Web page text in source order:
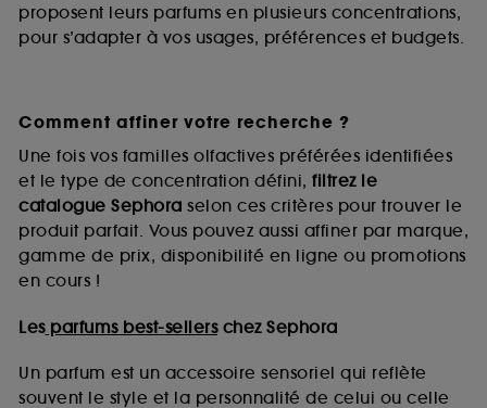
proposent leurs parfums en plusieurs concentrations,
pour s’adapter à vos usages, préférences et budgets.
Comment affiner votre recherche ?
Une fois vos familles olfactives préférées identifiées
et le type de concentration défini, filtrez le
catalogue Sephora selon ces critères pour trouver le
produit parfait. Vous pouvez aussi affiner par marque,
gamme de prix, disponibilité en ligne ou promotions
en cours !
Lesparfums best-sellerschez Sephora
Un parfum est un accessoire sensoriel qui reflète
souvent le style et la personnalité de celui ou celle